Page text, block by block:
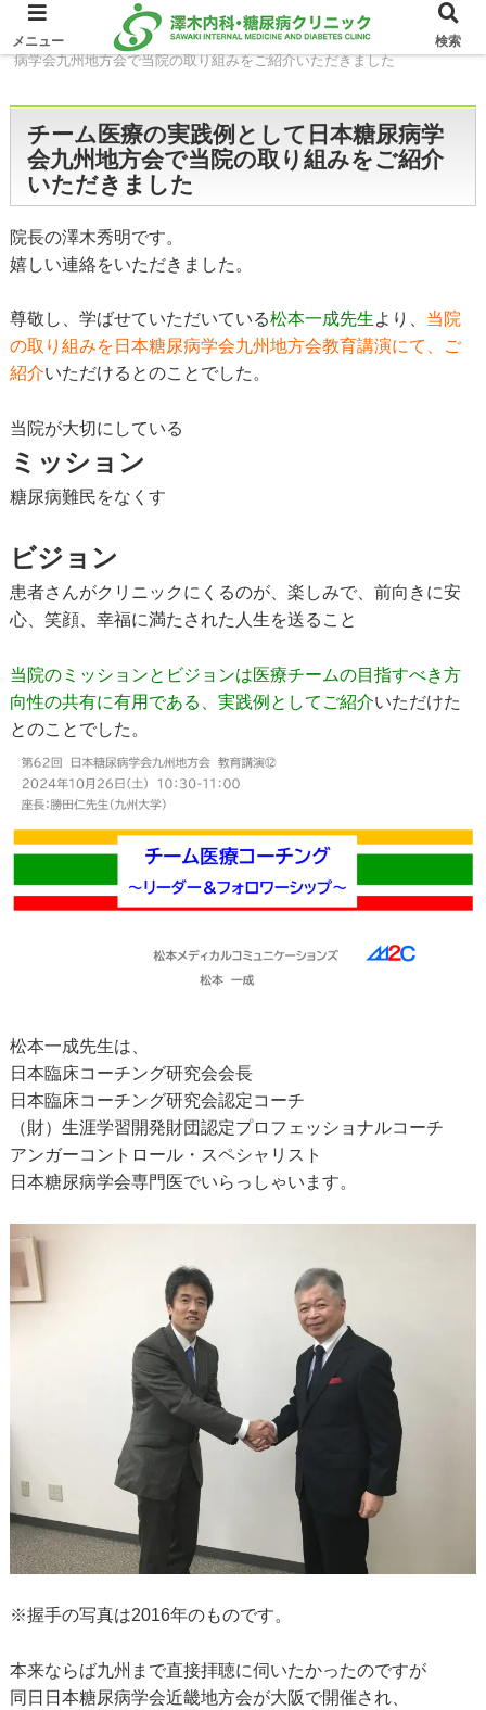
ホーム イベント
チーム医療の実践例として日本糖尿
病学会九州地方会で当院の取り組みをご紹介いただきました
チーム医療の実践例として日本糖尿病学
会九州地方会で当院の取り組みをご紹介
いただきました
院長の澤木秀明です。
嬉しい連絡をいただきました。
尊敬し、学ばせていただいている松本一成先生より、 当院
の取り組みを日本糖尿病学会九州地方会教育講演にて、ご
紹介いただけるとのことでした。
当院が大切にしている
ミッション
糖尿病難民をなくす
ビジョン
患者さんがクリニックにくるのが、楽しみで、前向きに安
心、笑顔、幸福に満たされた人生を送ること
当院のミッションとビジョンは医療チームの目指すべき方
向性の共有に有用である、実践例としてご紹介いただけた
とのことでした。
松本一成先生は、
日本臨床コーチング研究会会長
日本臨床コーチング研究会認定コーチ
（財）生涯学習開発財団認定プロフェッショナルコーチ
アンガーコントロール・スペシャリスト
日本糖尿病学会専門医でいらっしゃいます。
※握手の写真は2016年のものです。
本来ならば九州まで直接拝聴に伺いたかったのですが
同日日本糖尿病学会近畿地方会が大阪で開催され、
メニュー 検索